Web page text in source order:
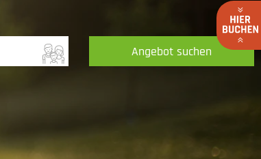
Angebot suchen